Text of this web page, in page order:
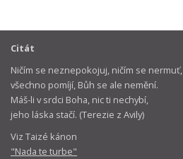
Citát
Ničím se neznepokojuj, ničím se nermuť,
všechno pomíjí, Bůh se ale nemění.
Máš-li v srdci Boha, nic ti nechybí,
jeho láska stačí. (Terezie z Avily)
Viz Taizé kánon
"Nada te turbe"